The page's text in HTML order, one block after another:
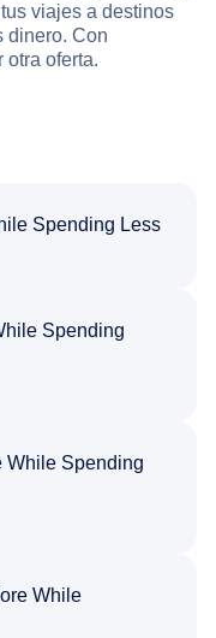
viajes a destinos
dinero. Con
otra oferta.
Spending Less
Spending
While Spending
While